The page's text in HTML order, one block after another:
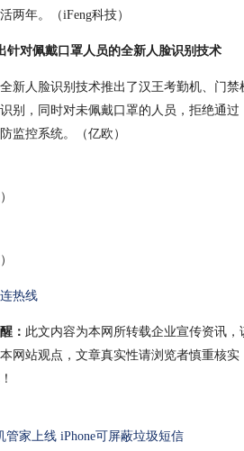
两年。（iFeng科技）
针对佩戴口罩人员的全新人脸识别技术
新人脸识别技术推出了汉王考勤机、门
别，同时对未佩戴口罩的人员，拒绝通
监控系统。（亿欧）
热线
： 此文内容为本网所转载企业宣传资讯
网站观点，文章真实性请浏览者慎重核
管家上线 iPhone可屏蔽垃圾短信